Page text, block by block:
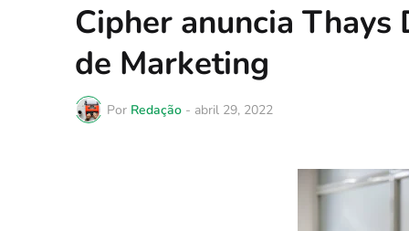
Cipher anuncia
de Marketing
Por Redação - abril 29, 2022